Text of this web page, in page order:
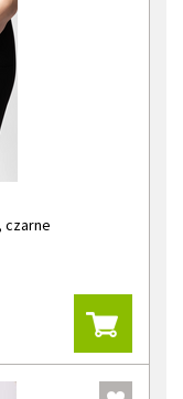
czarne